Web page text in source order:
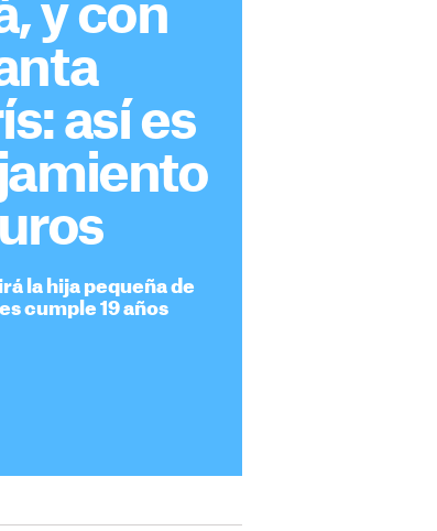
y con
así es
la hija pequeña de
cumple 19 años